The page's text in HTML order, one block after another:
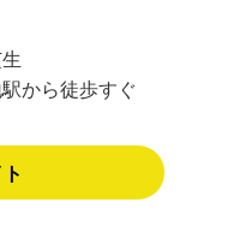
から徒歩すぐ